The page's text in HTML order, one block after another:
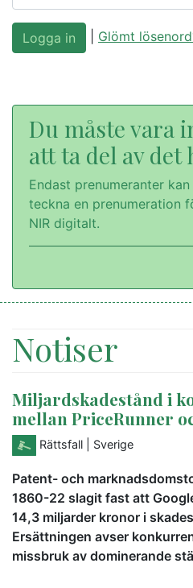
Glömt
Du måste vara
att ta del av
Endast prenumeranter
teckna en prenumeration
NIR digitalt.
Notiser
Miljardskadestånd i
mellan PriceRunner
Rättsfall | Sverige
Patent- och
1860-22 slagit fast att
14,3 miljarder kronor i
Ersättningen avser
missbruk av dominerande